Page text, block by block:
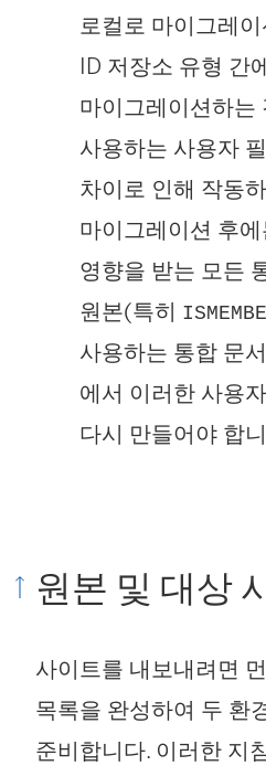
로컬로 마이그레
ID 저장소 유형 간
마이그레이션하는
사용하는 사용자
차이로 인해 작동
마이그레이션 후
영향을 받는 모든
원본(특히
사용하는 통합 문
에서 이러한 사용
다시 만들어야 합
원본 및 대상
사이트를 내보내려면
목록을 완성하여 두 환
준비합니다. 이러한 지